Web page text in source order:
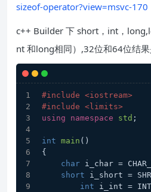
sizeof-operator?view=msvc-170
c++ Builder 下 short，int，
nt 和long相同）,32位和64位结果
#include <iostream>
#include <limits>
using
namespace std ;
int main ( )
{
char i_char =
short i_short =
int i_int =